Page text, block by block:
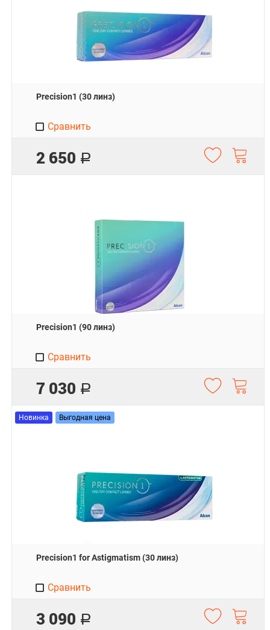
Precision1 (30 линз)
2 650 Р
Сравнить
Precision1 (90 линз)
7 030 Р
Сравнить
Новинка Выгодная цена
Precision1 for Astigmatism (30 линз)
3 090 Р
Сравнить